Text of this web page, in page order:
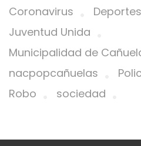
Coronavirus
Deportes
Juventud Unida
Municipalidad de
nacpopcañuelas
Robo
sociedad